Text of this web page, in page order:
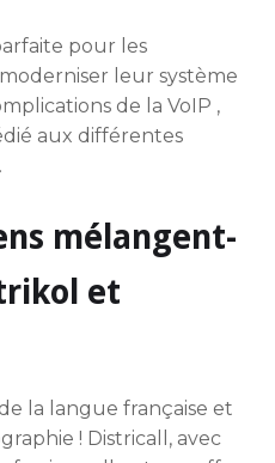
pour les
leur système
de la VoIP ,
aux différentes
mélangent-
et
la langue française et
! Districall, avec